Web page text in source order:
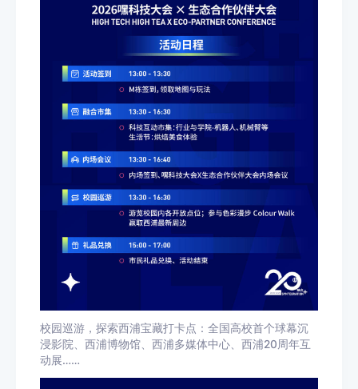
校园巡游，探索西浦宝藏打卡点：全国高校首个球幕沉
浸影院、西浦博物馆、西浦多媒体中心、西浦20周年互
动展……